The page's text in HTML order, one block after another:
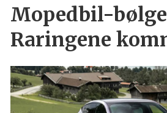
Mopedbil-
Raringene